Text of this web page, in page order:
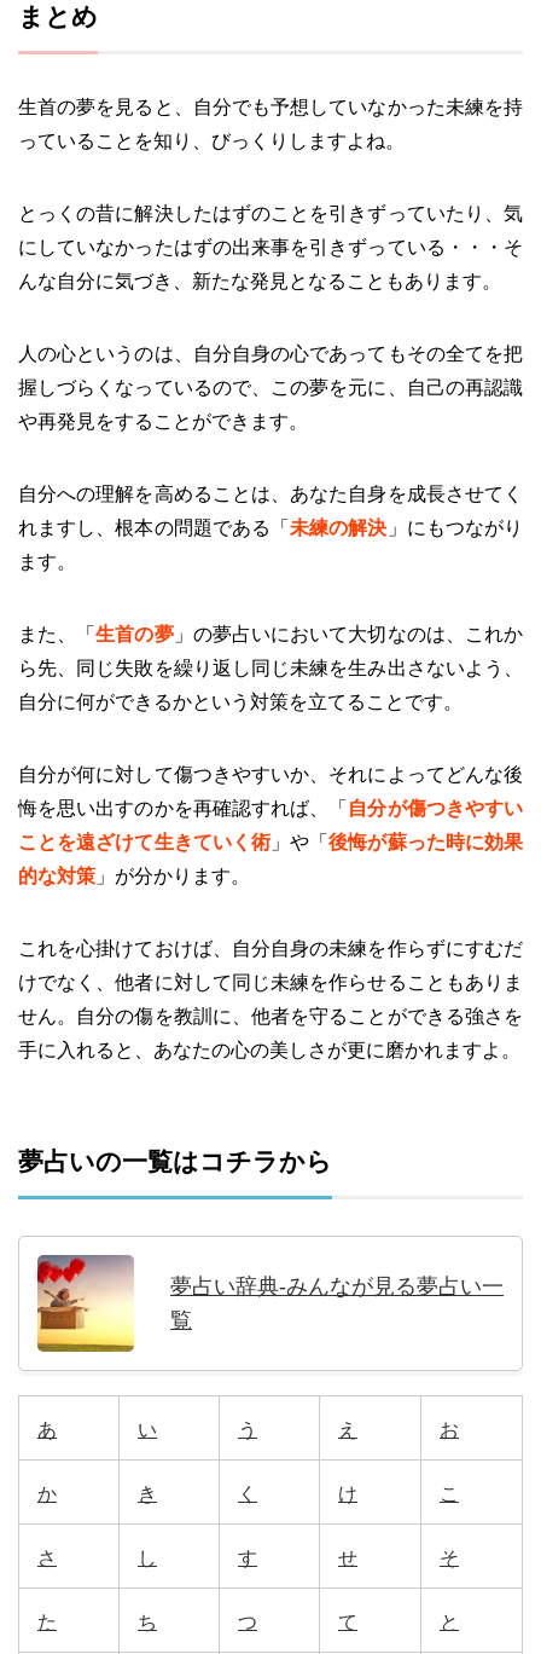
まとめ
生首の夢を見ると、自分でも予想していなかった未練を持
っていることを知り、びっくりしますよね。
とっくの昔に解決したはずのことを引きずっていたり、気
にしていなかったはずの出来事を引きずっている・・・そ
んな自分に気づき、新たな発見となることもあります。
人の心というのは、自分自身の心であってもその全てを把
握しづらくなっているので、この夢を元に、自己の再認識
や再発見をすることができます。
自分への理解を高めることは、あなた自身を成長させてく
れますし、根本の問題である「未練の解決 」にもつながり
ます。
また、「生首の夢」の夢占いにおいて大切なのは、これか
ら先、同じ失敗を繰り返し同じ未練を生み出さないよう、
自分に何ができるかという対策を立てることです。
自分が何に対して傷つきやすいか、それによってどんな後
悔を思い出すのかを再確認すれば、「 自分が傷つきやすい
ことを遠ざけて生きていく術」や「後悔が蘇った時に効果
的な対策 」が分かります。
これを心掛けておけば、自分自身の未練を作らずにすむだ
けでなく、他者に対して同じ未練を作らせることもありま
せん。自分の傷を教訓に、他者を守ることができる強さを
手に入れると、あなたの心の美しさが更に磨かれますよ。
夢占いの一覧はコチラから
夢占い辞典-みんなが見る夢占い一
覧
あ い う え お
か き く け こ
さ し す せ そ
た ち つ て と